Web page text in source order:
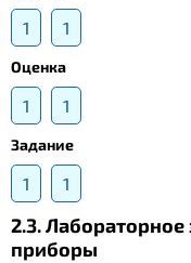
1 1
Оценка
1 1
Задание
1 1
2.3. Лабораторное
приборы